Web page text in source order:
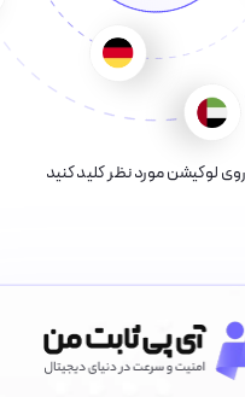
روی لوکیشن مورد نظر کلید کنید